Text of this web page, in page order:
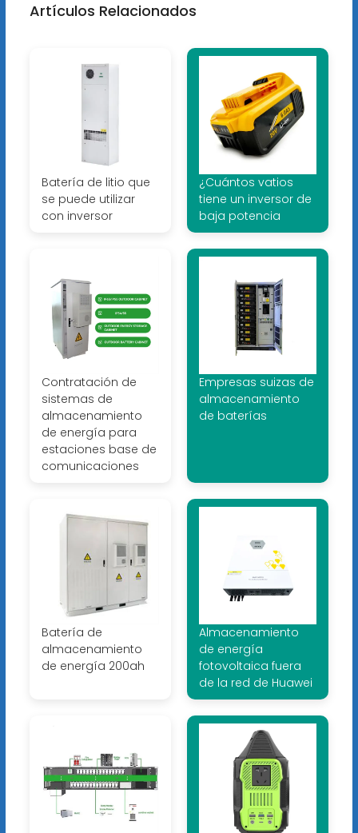
Artículos Relacionados
Batería de litio que
se puede utilizar
con inversor
¿Cuántos vatios
tiene un inversor de
baja potencia
Contratación de
sistemas de
almacenamiento
de energía para
estaciones base de
comunicaciones
Empresas suizas de
almacenamiento
de baterías
Batería de
almacenamiento
de energía 200ah
Almacenamiento
de energía
fotovoltaica fuera
de la red de Huawei